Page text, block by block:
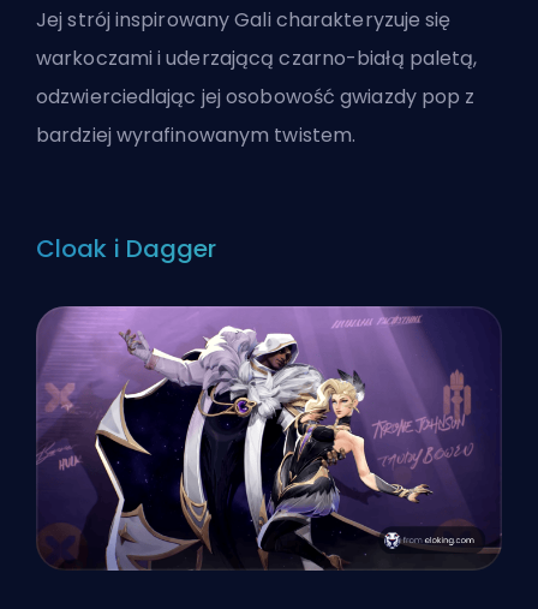
Jej strój inspirowany Gali charakteryzuje się
warkoczami i uderzającą czarno-białą paletą,
odzwierciedlając jej osobowość gwiazdy pop z
bardziej wyrafinowanym twistem.
Cloak i Dagger